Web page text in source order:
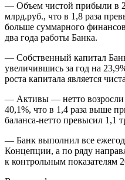
— Объем чистой прибыли в
млрд.руб., что в 1,8 раза
больше суммарного
два года работы Банка.
— Собственный капитал
увеличившись за год на
роста капитала является
— Активы — нетто возросли
40,1%, что в 1,4 раза выше
баланса-нетто превысил 1,1
— Банк выполнил все
Концепции, а по ряду
к контрольным показателям